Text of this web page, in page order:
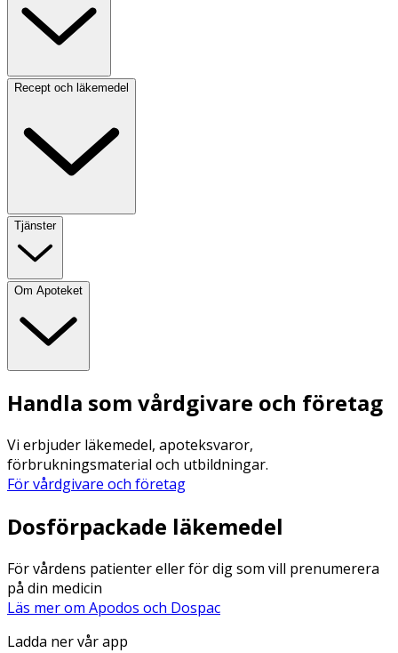
Recept och läkemedel
Tjänster
Om Apoteket
Handla som vårdgivare och företag
Vi erbjuder läkemedel, apoteksvaror,
förbrukningsmaterial och utbildningar.
För vårdgivare och företag
Dosförpackade läkemedel
För vårdens patienter eller för dig som vill prenumerera
på din medicin
Läs mer om Apodos och Dospac
Ladda ner vår app